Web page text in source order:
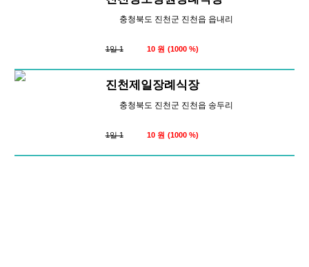
충청북도 진천군 진천읍 읍내리
1일 1 10 원 (1000 %)
진천제일장례식장
충청북도 진천군 진천읍 송두리
1일 1 10 원 (1000 %)